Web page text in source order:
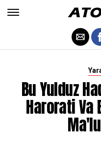
Bu Yulduz
Harorati Va